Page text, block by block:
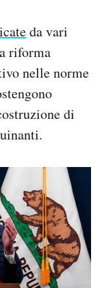
da vari
riforma
nelle norme
di